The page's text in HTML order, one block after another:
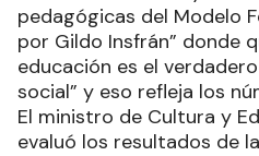
pedagógicas del Modelo
por Gildo Insfrán” donde
educación es el
social” y eso refleja los
El ministro de Cultura y
evaluó los resultados de